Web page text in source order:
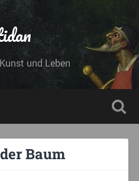
und Leben
Baum